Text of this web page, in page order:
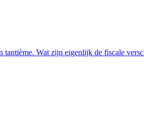
Wat zijn eigenlijk de fiscale